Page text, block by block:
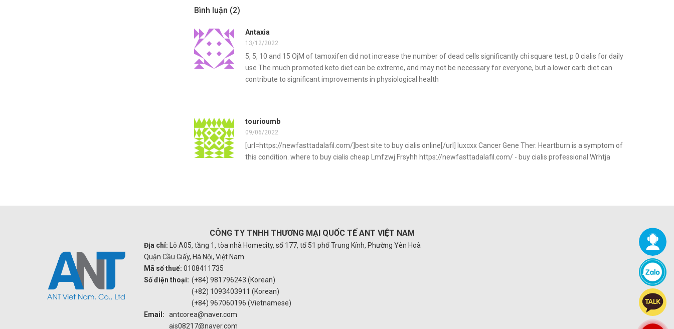
Bình luận (2)
Antaxia
13/12/2022
5, 5, 10 and 15 ОјM of tamoxifen did not increase the number of dead cells significantly chi square test, p 0 cialis for daily
use The much promoted keto diet can be extreme, and may not be necessary for everyone, but a lower carb diet can
contribute to significant improvements in physiological health
tourioumb
09/06/2022
[url=https://newfasttadalafil.com/]best site to buy cialis online[/url] Iuxcxx Cancer Gene Ther. Heartburn is a symptom of
this condition. where to buy cialis cheap Lmfzwj Frsyhh https://newfasttadalafil.com/ - buy cialis professional Wrhtja
CÔNG TY TNHH THƯƠNG MẠIQUỐC TẾ ANT VIỆT NAM
Địa chỉ:
Lô A05, tầng 1, tòa nhà Homecity, số 177, tổ 51 phố Trung Kính, Phường Yên Hoà
Quận Cầu Giấy, Hà Nội, Việt Nam
Mã số thuế: 0108411735
Số điện thoại: (+84) 981796243 (Korean)
(+82) 1093403911 (Korean)
(+84) 967060196 (Vietnamese)
Email:
antcorea@naver.com
ais08217@naver.com